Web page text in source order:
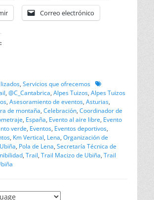
Correo electrónico
, Servicios que ofrecemos Etiquetas
, @C_Cantabrica, Alpes Tuizos, Alpes Tuizos
, Asesoramiento de eventos, Asturias,
de montaña, Celebración, Coordinador de
, España, Evento al aire libre, Evento
verde, Eventos, Eventos deportivos,
, Km Vertical, Lena, Organización de
, Pola de Lena, Secretaría Técnica de
, Trail, Trail Macizo de Ubiña, Trail